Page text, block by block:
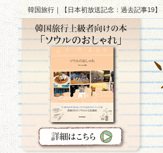
韓国旅行｜【日本初放送記念：過去記事19